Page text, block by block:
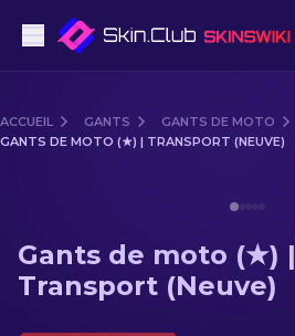
Milieu de gamme
Fusils de Précision
ACCUEIL GANTS
GANTS DE MOTO
GANTS DE MOTO (★) | TRANSPORT (NEUVE)
Gants de moto (★) |
Transport (Neuve)